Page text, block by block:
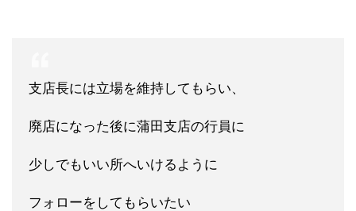
支店長には立場を維持してもらい、
廃店になった後に蒲田支店の行員に
少しでもいい所へいけるように
フォローをしてもらいたい